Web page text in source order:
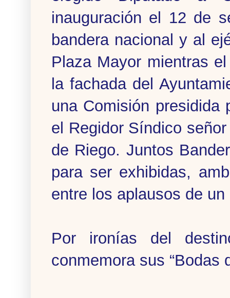
inauguración el 12 de
bandera nacional y al
Plaza Mayor mientras
la fachada del
una Comisión presidida
el Regidor Síndico
de Riego. Juntos
para ser exhibidas,
entre los aplausos de
Por ironías del
conmemora sus “Bodas